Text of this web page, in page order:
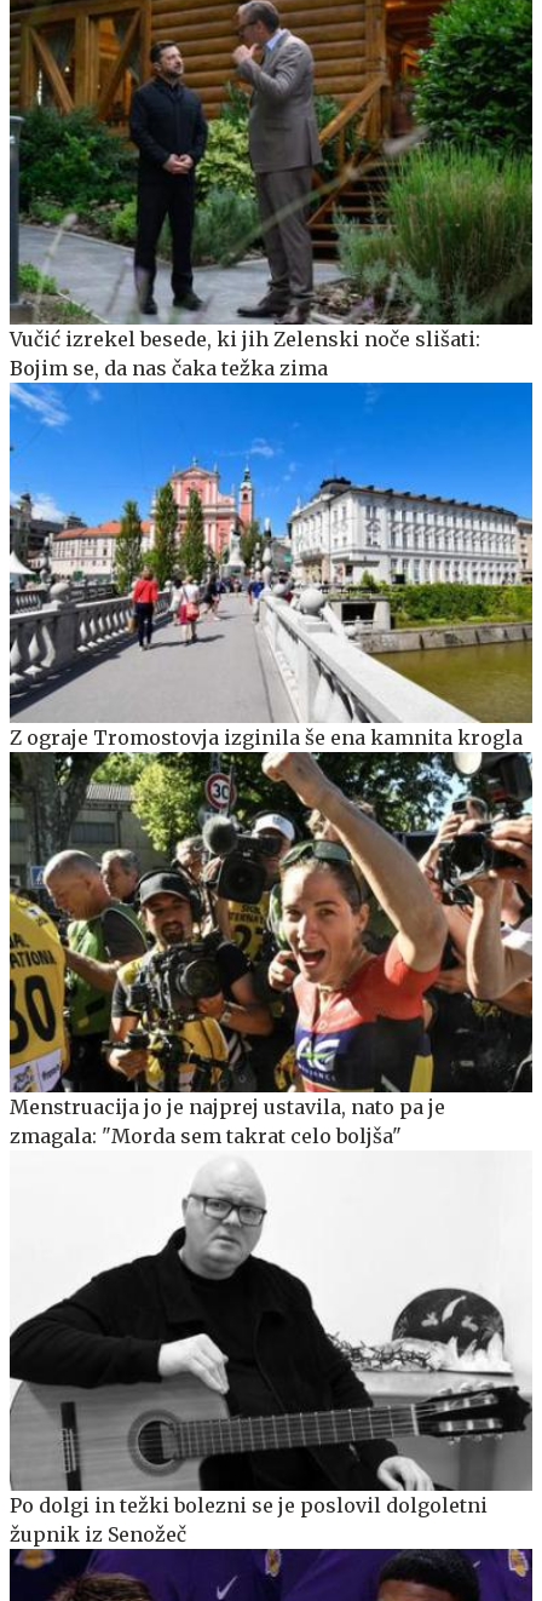
Vučić izrekel besede, ki jih Zelenski noče slišati:
Bojim se, da nas čaka težka zima
Z ograje Tromostovja izginila še ena kamnita krogla
Menstruacija jo je najprej ustavila, nato pa je
zmagala: "Morda sem takrat celo boljša"
Po dolgi in težki bolezni se je poslovil dolgoletni
župnik iz Senožeč